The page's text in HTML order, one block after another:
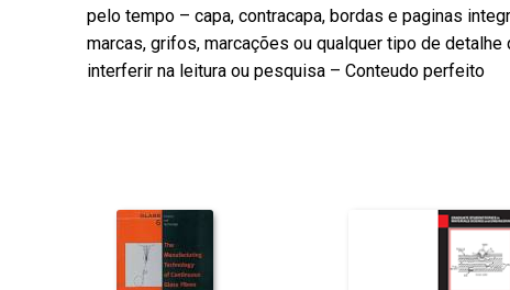
pelo tempo – capa, contracapa, bordas e paginas
marcas, grifos, marcações ou qualquer tipo de detalhe
interferir na leitura ou pesquisa – Conteudo perfeito